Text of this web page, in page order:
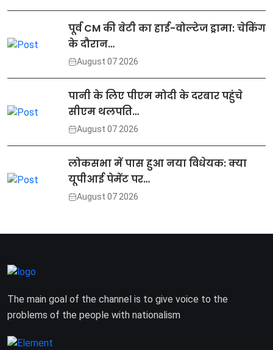
पूर्व CM की बेटी का हाई-वोल्टेज ड्रामा: चेकिंग
के दौरान…
August 07 2026
पानी के लिए पीएम मोदी के दरबार पहुंचे
सीएम थलपति…
August 07 2026
लोकसभा में पास हुआ नया विधेयक: क्या
यूपीआई पेमेंट पर…
August 07 2026
The main goal of the channel is to give voice to the
problems of the people with nationalism